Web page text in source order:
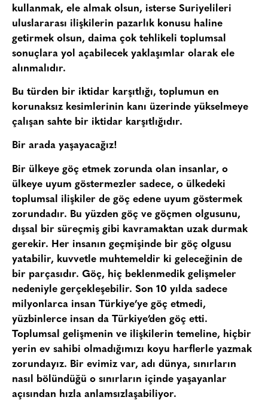
kullanmak, ele almak olsun, isterse Suriyelileri
uluslararası ilişkilerin pazarlık konusu haline
getirmek olsun, daima çok tehlikeli toplumsal
sonuçlara yol açabilecek yaklaşımlar olarak ele
alınmalıdır.
Bu türden bir iktidar karşıtlığı, toplumun en
korunaksız kesimlerinin kanı üzerinde yükselmeye
çalışan sahte bir iktidar karşıtlığıdır.
Bir arada yaşayacağız!
Bir ülkeye göç etmek zorunda olan insanlar, o
ülkeye uyum göstermezler sadece, o ülkedeki
toplumsal ilişkiler de göç edene uyum göstermek
zorundadır. Bu yüzden göç ve göçmen olgusunu,
dışsal bir süreçmiş gibi kavramaktan uzak durmak
gerekir. Her insanın geçmişinde bir göç olgusu
yatabilir, kuvvetle muhtemeldir ki geleceğinin de
bir parçasıdır. Göç, hiç beklenmedik gelişmeler
nedeniyle gerçekleşebilir. Son 10 yılda sadece
milyonlarca insan Türkiye’ye göç etmedi,
yüzbinlerce insan da Türkiye’den göç etti.
Toplumsal gelişmenin ve ilişkilerin temeline, hiçbir
yerin ev sahibi olmadığımızı koyu harflerle yazmak
zorundayız. Bir evimiz var, adı dünya, sınırların
nasıl bölündüğü o sınırların içinde yaşayanlar
açısından hızla anlamsızlaşabiliyor.